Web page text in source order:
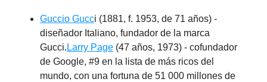
Guccio Gucci (1881, f. 1953, de 71 años) -
diseñador Italiano, fundador de la marca
Gucci.Larry Page (47 años, 1973) - cofundador
de Google, #9 en la lista de más ricos del
mundo, con una fortuna de 51 000 millones de